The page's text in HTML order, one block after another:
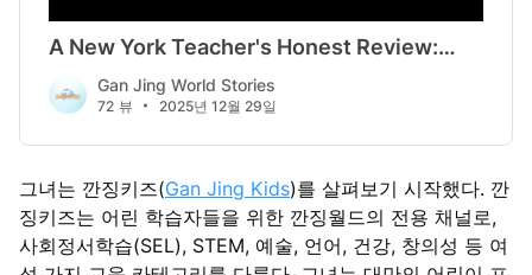
그녀는 깐징키즈(Gan Jing Kids)를 살펴보기 시작했다. 깐
징키즈는 어린 학습자들을 위한 깐징월드의 전용 채널로,
사회정서학습(SEL), STEM, 예술, 언어, 건강, 창의성 등 여